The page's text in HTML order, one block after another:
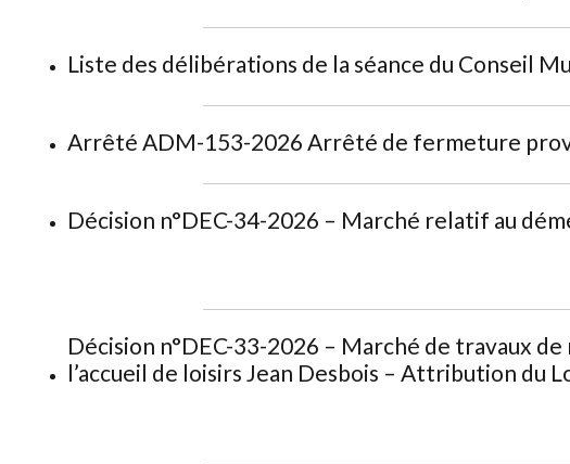
Liste des délibérations de la séance du Conseil
Arrêté ADM-153-2026 Arrêté de fermeture
Décision n°DEC-34-2026 – Marché relatif au
Décision n°DEC-33-2026 – Marché de travaux
l’accueil de loisirs Jean Desbois – Attribution du